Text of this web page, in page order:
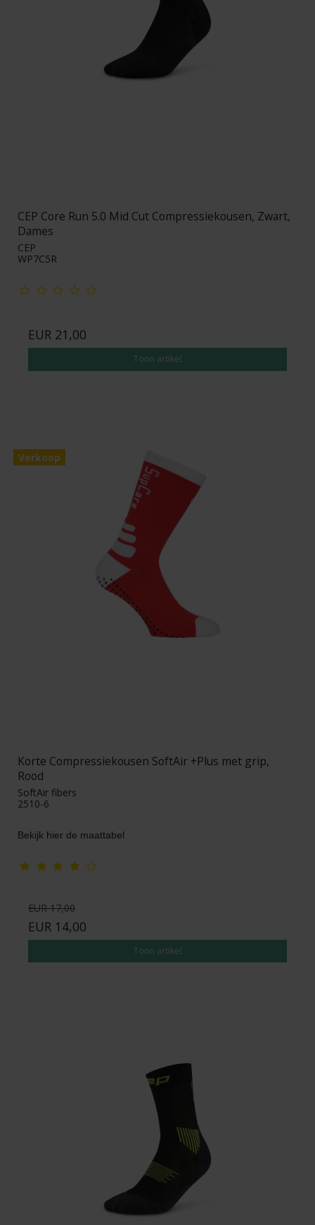
CEP Core Run 5.0 Mid Cut Compressiekousen, Zwart,
Dames
CEP
WP7C5R
EUR 21,00
Toon artikel
Verkoop
Korte Compressiekousen SoftAir +Plus met grip,
Rood
SoftAir fibers
2510-6
Bekijk hier de maattabel
EUR 17,00
EUR 14,00
Toon artikel